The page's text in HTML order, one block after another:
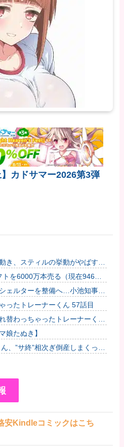
】カドサマー2026第3弾
き、スティルの挙動がやばすぎ
を6000万本売る（現在946万
ェルターを整備へ…小池知事
命と財産守る」！
ったトレーナーくん 57話目
替わっちゃったトレーナーくん
娘たぬき】
、”サ終”相次ぎ倒産しまくって
安Kindleコミックはこち